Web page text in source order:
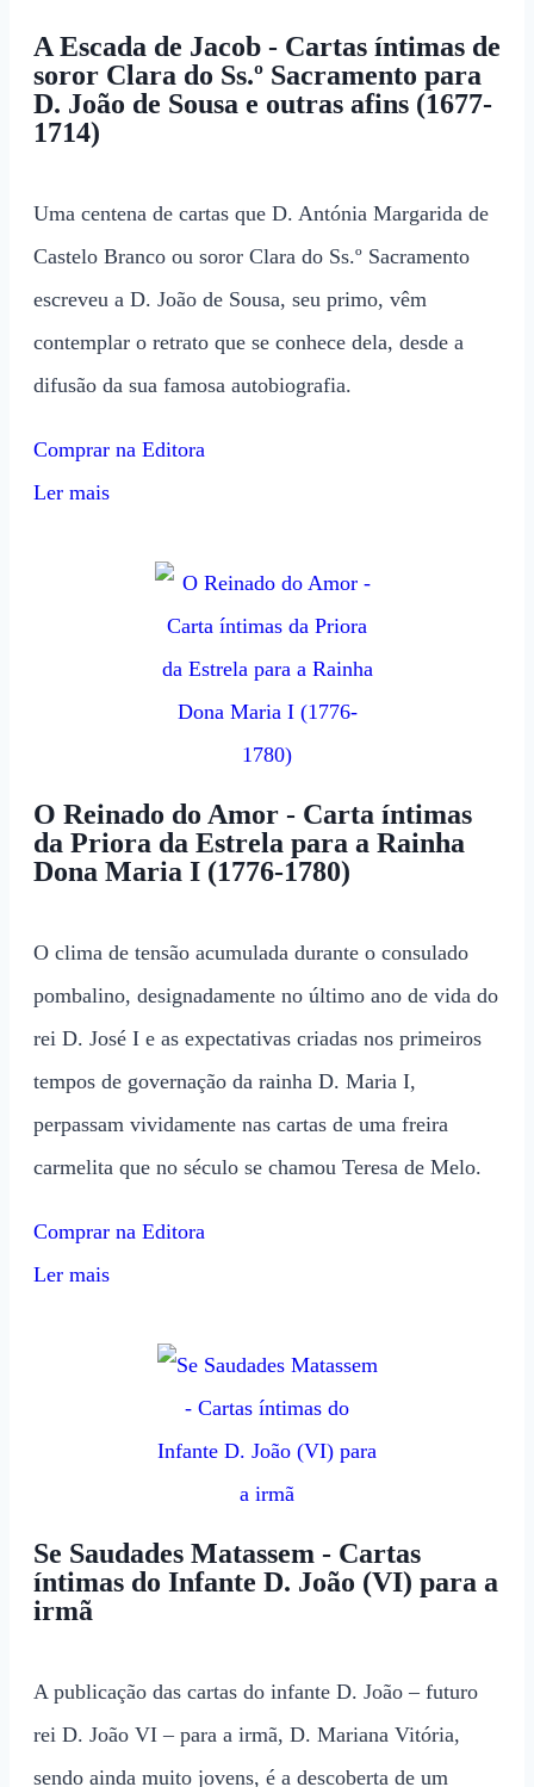
A Escada de Jacob - Cartas íntimas de
soror Clara do Ss.º Sacramento para
D. João de Sousa e outras afins (1677-
1714)
Uma centena de cartas que D. Antónia Margarida de
Castelo Branco ou soror Clara do Ss.º Sacramento
escreveu a D. João de Sousa, seu primo, vêm
contemplar o retrato que se conhece dela, desde a
difusão da sua famosa autobiografia.
Comprar na Editora
Ler mais
O Reinado do Amor - Carta íntimas
da Priora da Estrela para a Rainha
Dona Maria I (1776-1780)
O clima de tensão acumulada durante o consulado
pombalino, designadamente no último ano de vida do
rei D. José I e as expectativas criadas nos primeiros
tempos de governação da rainha D. Maria I,
perpassam vividamente nas cartas de uma freira
carmelita que no século se chamou Teresa de Melo.
Comprar na Editora
Ler mais
Se Saudades Matassem - Cartas
íntimas do Infante D. João (VI) para a
irmã
A publicação das cartas do infante D. João – futuro
rei D. João VI – para a irmã, D. Mariana Vitória,
sendo ainda muito jovens, é a descoberta de um